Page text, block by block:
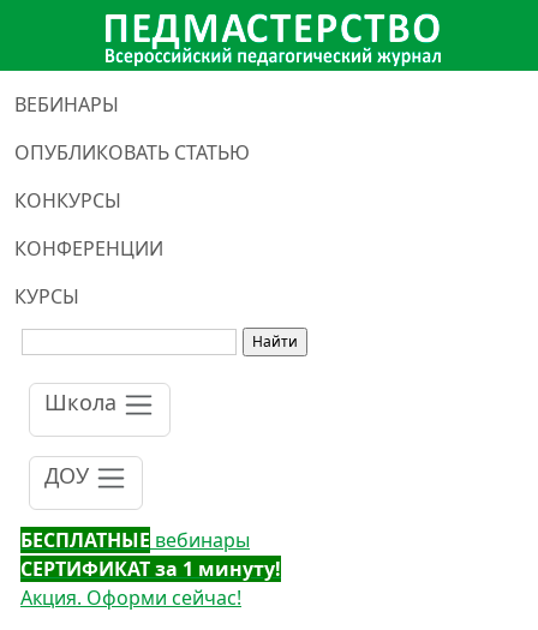
ВЕБИНАРЫ
ОПУБЛИКОВАТЬ СТАТЬЮ
КОНКУРСЫ
КОНФЕРЕНЦИИ
КУРСЫ
Школа
ДОУ
БЕСПЛАТНЫЕ вебинары
СЕРТИФИКАТ за 1 минуту!
Акция. Оформи сейчас!